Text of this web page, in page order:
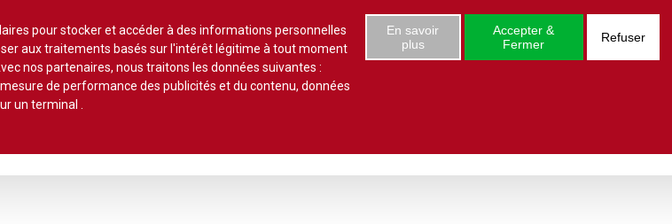
Lire un numéro S'abonner Se connecter
pour stocker et accéder à des informations personnelles
aux traitements basés sur l'intérêt légitime à tout moment
nos partenaires, nous traitons les données suivantes :
de performance des publicités et du contenu, données
un terminal
En savoir
plus
Accepter &
Fermer
Refuser